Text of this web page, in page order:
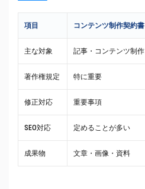
項目 コンテンツ制作契約書
主な対象 記事・コンテンツ制作
著作権規定 特に重要
修正対応 重要事項
SEO対応 定めることが多い
成果物 文章・画像・資料